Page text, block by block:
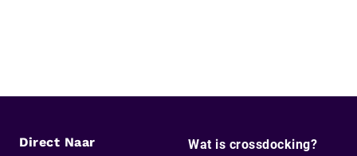
Direct Naar
Wat is crossdocking?